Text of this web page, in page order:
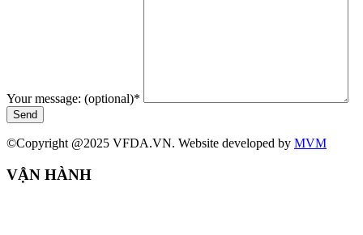
Your message: (optional)*
Send
©Copyright @2025 VFDA.VN. Website developed by MVM
VẬN HÀNH